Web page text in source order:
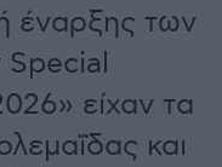
έναρξης των
είχαν τα
και